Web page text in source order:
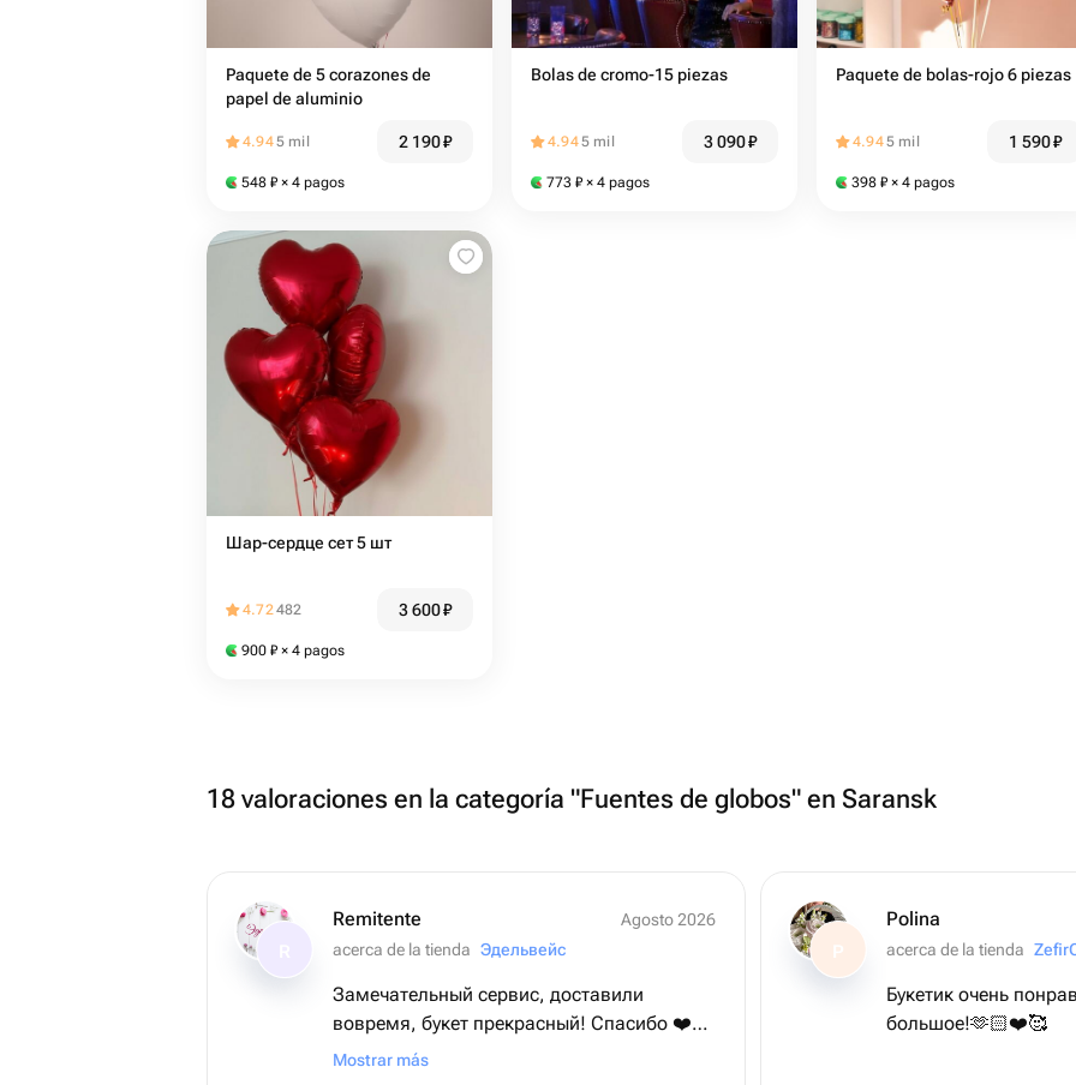
Paquete de 5 corazones de
papel de aluminio
4.945 mil 2 190₽
548 ₽ × 4 pagos
Bolas de cromo-15 piezas
4.945 mil 3 090₽
773 ₽ × 4 pagos
Paquete de bolas-rojo 6 piezas
4.945 mil 1 590₽
398 ₽ × 4 pagos
Шар-сердце сет 5 шт ️
4.72482 3 600₽
900 ₽ × 4 pagos
18 valoraciones en la categoría "Fuentes de globos" en Saransk
Remitente
Agosto 2026
acerca de la tienda Эдельвейс
Замечательный сервис, доставили
вовремя, букет прекрасный! Спасибо ❤️❤️
❤️
Mostrar más
P
Polina
acerca de la tienda
Букетик очень
большое!🫶🏻❤️🥰